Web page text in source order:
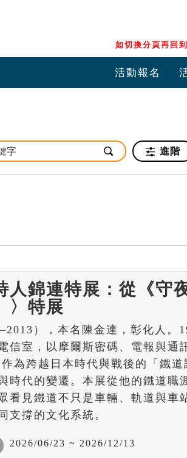
如切換分頁再回
活動報名
進階
人錦連特展：從《守
〉特展
），本名陳金連，彰化人。
信室，以摩爾斯密碼、電報與通
為跨越日本時代與戰後的「鐵
時代的變遷。本展從他的鐵道職
看見鐵道不只是車輛、軌道與車
支撐的文化系統。
2026/06/23 ~ 2026/12/13